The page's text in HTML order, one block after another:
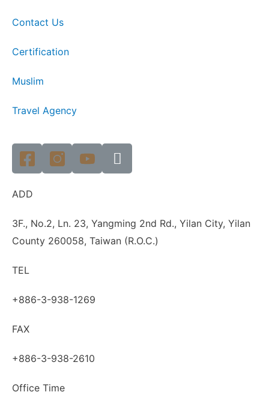
Contact Us
Certification
Muslim
Travel Agency
ADD
3F., No.2, Ln. 23, Yangming 2nd Rd., Yilan City, Yilan
County 260058, Taiwan (R.O.C.)
TEL
+886-3-938-1269
FAX
+886-3-938-2610
Office Time